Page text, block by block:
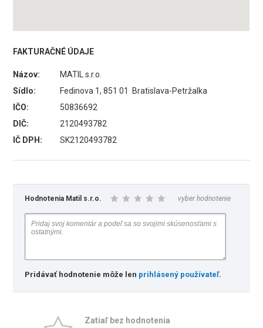
FAKTURAČNÉ ÚDAJE
Názov:
MATIL s.r.o.
Sídlo:
Fedinova 1, 851 01 Bratislava-Petržalka
IČO:
50836692
DIČ:
2120493782
IČ DPH:
SK2120493782
Hodnotenia Matil s.r.o. vyber hodnotenie
Pridávať hodnotenie môže len prihlásený používateľ.
Zatiaľ bez hodnotenia